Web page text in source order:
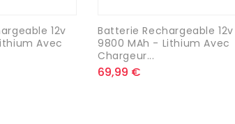
12v
Avec
Batterie Rechargeable 12v
9800 MAh - Lithium Avec
Chargeur...
69,99 €